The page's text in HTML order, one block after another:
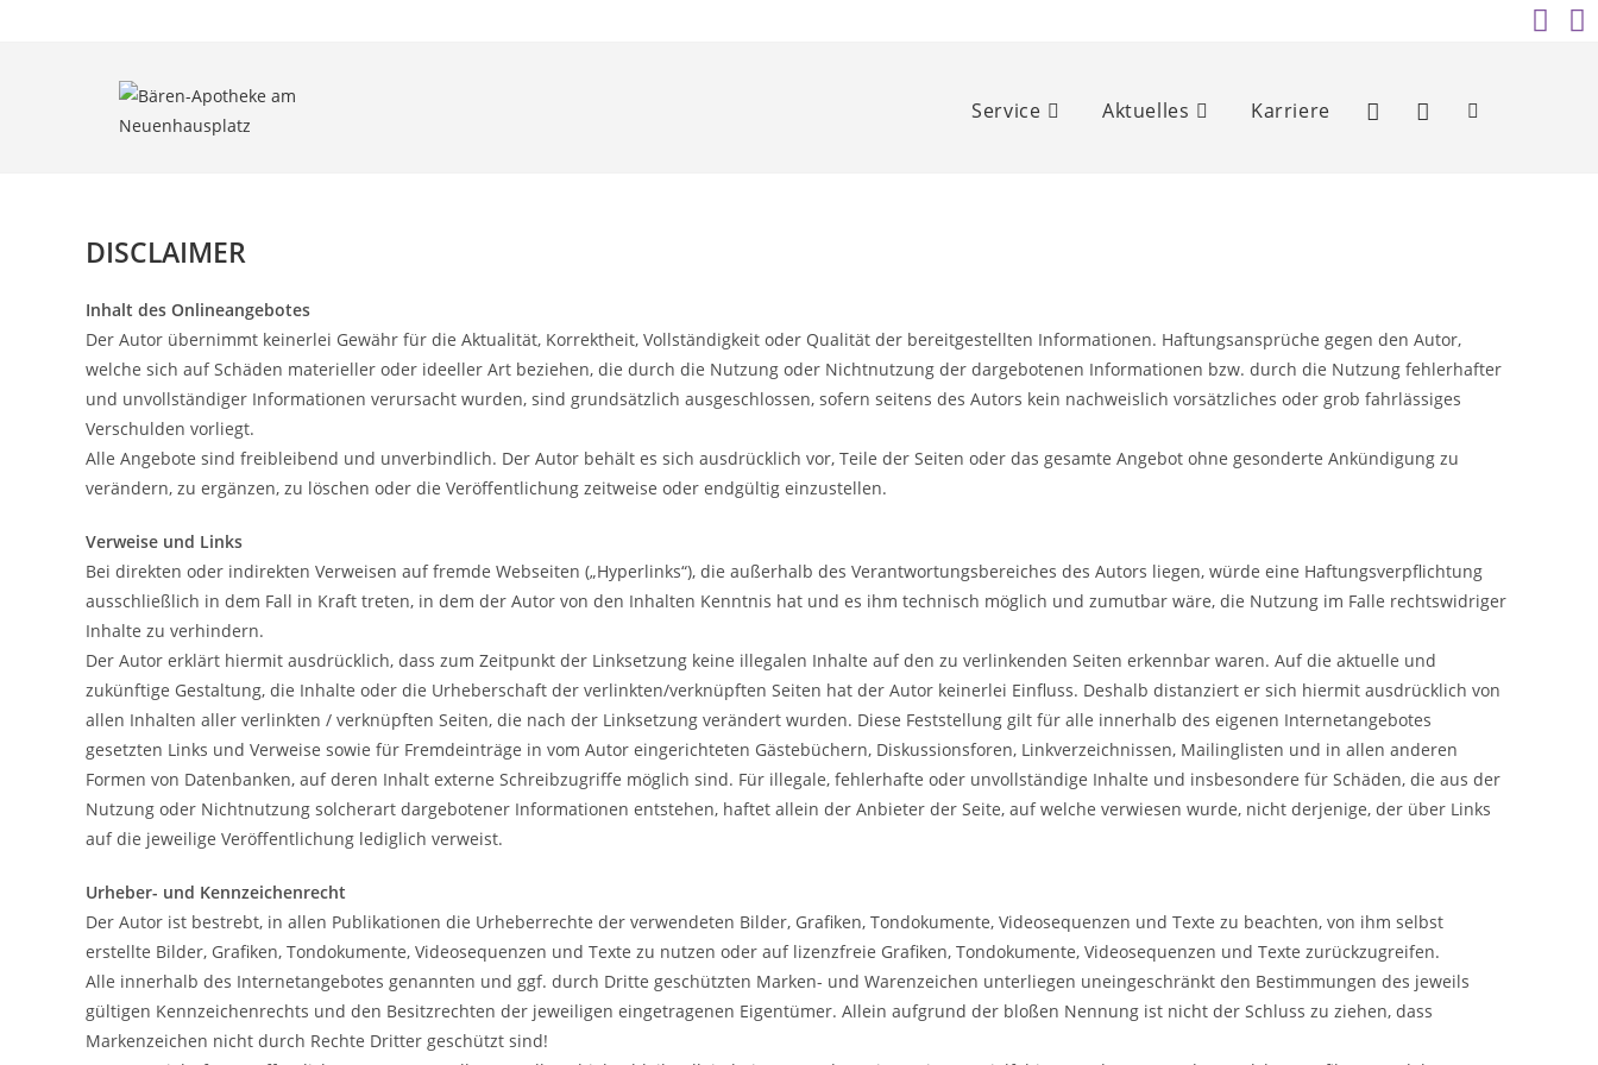
Service Aktuelles Karriere Website-
DISCLAIMER
Inhalt des Onlineangebotes
Der Autor übernimmt keinerlei Gewähr für die Aktualität, Korrektheit, Vollständigkeit oder Qualität der bereitgestellten Informationen. Haftungsansprüche gegen den Autor,
welche sich auf Schäden materieller oder ideeller Art beziehen, die durch die Nutzung oder Nichtnutzung der dargebotenen Informationen bzw. durch die Nutzung fehlerhafter
und unvollständiger Informationen verursacht wurden, sind grundsätzlich ausgeschlossen, sofern seitens des Autors kein nachweislich vorsätzliches oder grob fahrlässiges
Verschulden vorliegt.
Alle Angebote sind freibleibend und unverbindlich. Der Autor behält es sich ausdrücklich vor, Teile der Seiten oder das gesamte Angebot ohne gesonderte Ankündigung zu
verändern, zu ergänzen, zu löschen oder die Veröffentlichung zeitweise oder endgültig einzustellen.
Verweise und Links
Bei direkten oder indirekten Verweisen auf fremde Webseiten („Hyperlinks“), die außerhalb des Verantwortungsbereiches des Autors liegen, würde eine Haftungsverpflichtung
ausschließlich in dem Fall in Kraft treten, in dem der Autor von den Inhalten Kenntnis hat und es ihm technisch möglich und zumutbar wäre, die Nutzung im Falle rechtswidriger
Inhalte zu verhindern.
Der Autor erklärt hiermit ausdrücklich, dass zum Zeitpunkt der Linksetzung keine illegalen Inhalte auf den zu verlinkenden Seiten erkennbar waren. Auf die aktuelle und
zukünftige Gestaltung, die Inhalte oder die Urheberschaft der verlinkten/verknüpften Seiten hat der Autor keinerlei Einfluss. Deshalb distanziert er sich hiermit ausdrücklich von
allen Inhalten aller verlinkten / verknüpften Seiten, die nach der Linksetzung verändert wurden. Diese Feststellung gilt für alle innerhalb des eigenen Internetangebotes
gesetzten Links und Verweise sowie für Fremdeinträge in vom Autor eingerichteten Gästebüchern, Diskussionsforen, Linkverzeichnissen, Mailinglisten und in allen anderen
Formen von Datenbanken, auf deren Inhalt externe Schreibzugriffe möglich sind. Für illegale, fehlerhafte oder unvollständige Inhalte und insbesondere für Schäden, die aus der
Nutzung oder Nichtnutzung solcherart dargebotener Informationen entstehen, haftet allein der Anbieter der Seite, auf welche verwiesen wurde, nicht derjenige, der über Links
auf die jeweilige Veröffentlichung lediglich verweist.
Urheber- und Kennzeichenrecht
Der Autor ist bestrebt, in allen Publikationen die Urheberrechte der verwendeten Bilder, Grafiken, Tondokumente, Videosequenzen und Texte zu beachten, von ihm selbst
erstellte Bilder, Grafiken, Tondokumente, Videosequenzen und Texte zu nutzen oder auf lizenzfreie Grafiken, Tondokumente, Videosequenzen und Texte zurückzugreifen.
Alle innerhalb des Internetangebotes genannten und ggf. durch Dritte geschützten Marken- und Warenzeichen unterliegen uneingeschränkt den Bestimmungen des jeweils
gültigen Kennzeichenrechts und den Besitzrechten der jeweiligen eingetragenen Eigentümer. Allein aufgrund der bloßen Nennung ist nicht der Schluss zu ziehen, dass
Markenzeichen nicht durch Rechte Dritter geschützt sind!